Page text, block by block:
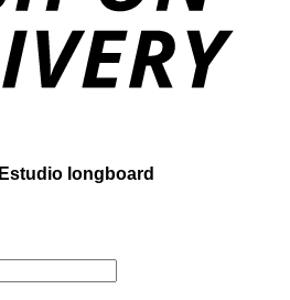
Estudio longboard